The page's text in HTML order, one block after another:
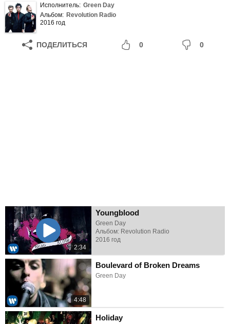
Исполнитель: Green Day
Альбом: Revolution Radio
2016 год
ПОДЕЛИТЬСЯ 0 0
2:34
Youngblood
Green Day
Альбом: Revolution Radio
2016 год
4:48
Boulevard of Broken Dreams
Green Day
Holiday